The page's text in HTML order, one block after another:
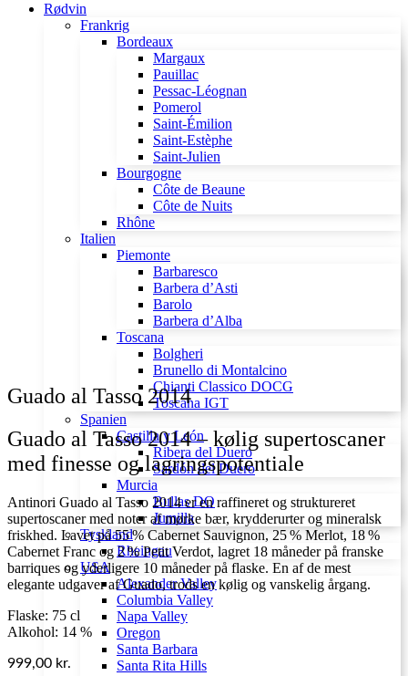
Rødvin
Frankrig
Bordeaux
Margaux
Pauillac
Pessac-Léognan
Pomerol
Saint-Émilion
Saint-Estèphe
Saint-Julien
Bourgogne
Côte de Beaune
Côte de Nuits
Rhône
Italien
Piemonte
Barbaresco
Barbera d’Asti
Barolo
Barbera d’Alba
Toscana
Bolgheri
Brunello di Montalcino
Chianti Classico DOCG
Toscana IGT
Spanien
Castilla y León
Ribera del Duero
Sardón del Duero
Murcia
Bullas DO
Jumilla
Tyskland
Rheingau
USA
Alexander Valley
Columbia Valley
Napa Valley
Oregon
Santa Barbara
Santa Rita Hills
Guado al Tasso 2014
Guado al Tasso 2014 – kølig supertoscaner
med finesse og lagringspotentiale
Antinori Guado al Tasso 2014 er en raffineret og struktureret
supertoscaner med noter af mørke bær, krydderurter og mineralsk
friskhed. Lavet på 55 % Cabernet Sauvignon, 25 % Merlot, 18 %
Cabernet Franc og 2 % Petit Verdot, lagret 18 måneder på franske
barriques og yderligere 10 måneder på flaske. En af de mest
elegante udgaver af Guado, trods en kølig og vanskelig årgang.
Flaske: 75 cl
Alkohol: 14 %
999,00 kr.